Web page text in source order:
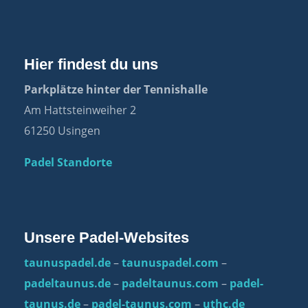
Hier findest du uns
Parkplätze hinter der Tennishalle
Am Hattsteinweiher 2
61250 Usingen
Padel Standorte
Unsere Padel-Websites
taunuspadel.de–taunuspadel.com –
padeltaunus.de– padeltaunus.com – padel-
taunus.de– padel-taunus.com – uthc.de